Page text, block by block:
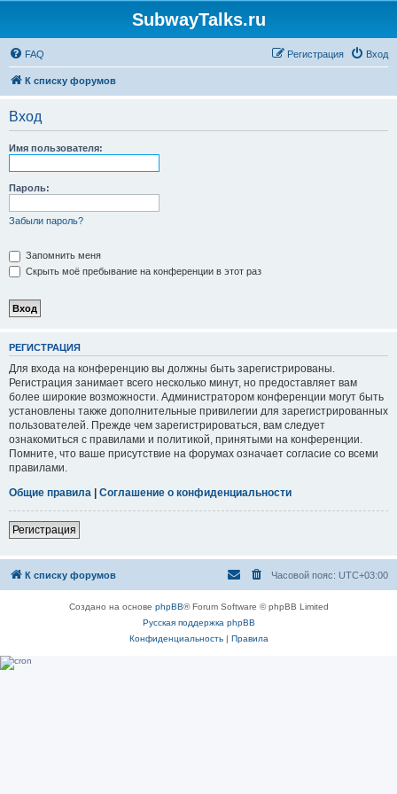
SubwayTalks.ru
FAQ Вход
Регистрация
К списку форумов
Вход
Имя пользователя:
Пароль:
Забыли пароль?
Запомнить меня
Скрыть моё пребывание на конференции в этот раз
РЕГИСТРАЦИЯ
Для входа на конференцию вы должны быть зарегистрированы.
Регистрация занимает всего несколько минут, но предоставляет вам
более широкие возможности. Администратором конференции могут быть
установлены также дополнительные привилегии для зарегистрированных
пользователей. Прежде чем зарегистрироваться, вам следует
ознакомиться с правилами и политикой, принятыми на конференции.
Помните, что ваше присутствие на форумах означает согласие со всеми
правилами.
Общие правила | Соглашение о конфиденциальности
Регистрация
К списку форумов Часовой пояс: UTC+03:00
Создано на основе phpBB® Forum Software © phpBB Limited
Русская поддержка phpBB
Конфиденциальность| Правила